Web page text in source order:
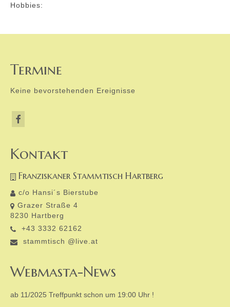
Hobbies:
Termine
Keine bevorstehenden Ereignisse
Kontakt
Franziskaner Stammtisch Hartberg
c/o Hansi´s Bierstube
Grazer Straße 4
8230 Hartberg
+43 3332 62162
stammtisch @live.at
Webmasta-News
ab 11/2025 Treffpunkt schon um 19:00 Uhr !